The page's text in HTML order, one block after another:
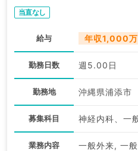
当直なし
給与 年収1,000
勤務日数 週5.00日
勤務地 沖縄県浦添市
募集科目
業務内容